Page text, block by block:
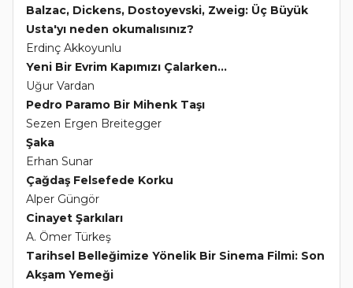
Balzac, Dickens, Dostoyevski, Zweig: Üç Büyük
Usta'yı neden okumalısınız?
Erdinç Akkoyunlu
Yeni Bir Evrim Kapımızı Çalarken...
Uğur Vardan
Pedro Paramo Bir Mihenk Taşı
Sezen Ergen Breitegger
Şaka
Erhan Sunar
Çağdaş Felsefede Korku
Alper Güngör
Cinayet Şarkıları
A. Ömer Türkeş
Tarihsel Belleğimize Yönelik Bir Sinema Filmi: Son
Akşam Yemeği